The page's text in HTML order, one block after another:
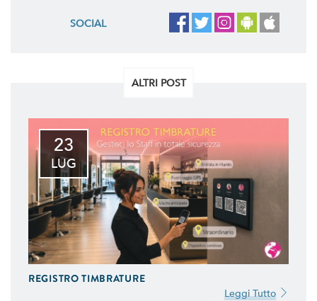
SOCIAL
ALTRI POST
23
LUG
REGISTRO TIMBRATURE
Leggi Tutto